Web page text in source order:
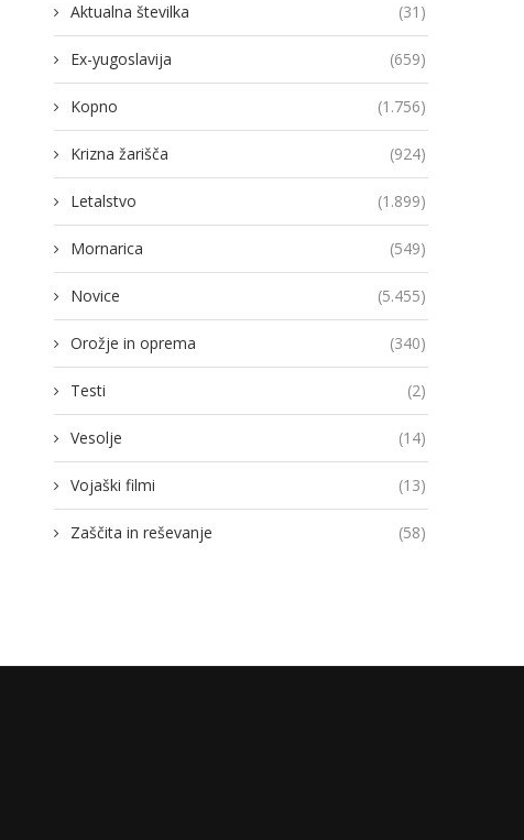
Vodja Ukroboronproma Herman
Smetanin odstopil
14/07/2026
Lovci rafale za Ukrajino
novimi gripni E
13/07/2026
Aktualna številka (31)
Ex-yugoslavija (659)
Kopno (1.756)
Krizna žarišča (924)
Letalstvo (1.899)
Mornarica (549)
Novice (5.455)
Orožje in oprema (340)
Testi (2)
Vesolje (14)
Vojaški filmi (13)
Zaščita in reševanje (58)